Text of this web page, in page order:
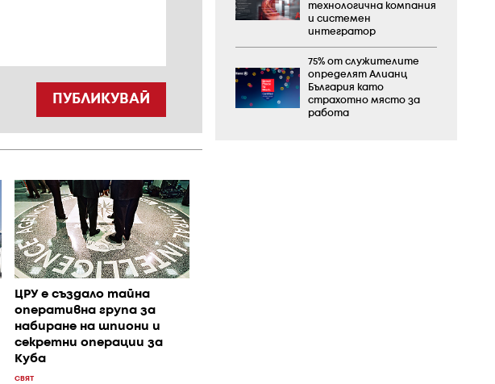
ПУБЛИКУВАЙ
ЦРУ е създало тайна
оперативна група за
набиране на шпиони и
секретни операции за
Куба
СВЯТ
технологична компания
и системен
интегратор
75% от служителите
определят Алианц
България като
страхотно място за
работа